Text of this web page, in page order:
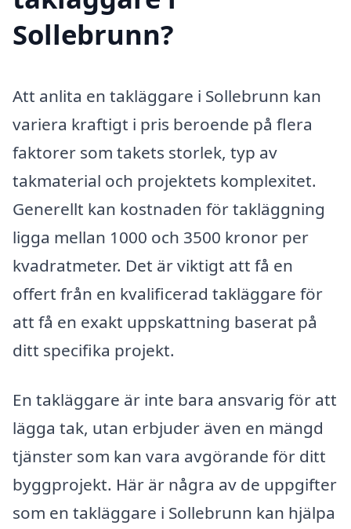
Sollebrunn?
Att anlita en takläggare i Sollebrunn kan
variera kraftigt i pris beroende på flera
faktorer som takets storlek, typ av
takmaterial och projektets komplexitet.
Generellt kan kostnaden för takläggning
ligga mellan 1000 och 3500 kronor per
kvadratmeter. Det är viktigt att få en
offert från en kvalificerad takläggare för
att få en exakt uppskattning baserat på
ditt specifika projekt.
En takläggare är inte bara ansvarig för att
lägga tak, utan erbjuder även en mängd
tjänster som kan vara avgörande för ditt
byggprojekt. Här är några av de uppgifter
som en takläggare i Sollebrunn kan hjälpa